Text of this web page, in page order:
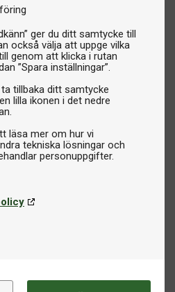
ger du ditt samtycke till
också välja att uppge vilka
genom att klicka i rutan
”Spara inställningar”.
tillbaka ditt samtycke
lilla ikonen i det nedre
läsa mer om hur vi
tekniska lösningar och